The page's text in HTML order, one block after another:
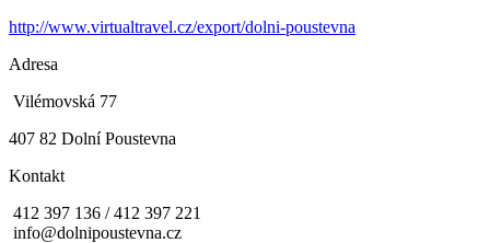
http://www.virtualtravel.cz/export/dolni-poustevna
Adresa
Vilémovská 77
407 82 Dolní Poustevna
Kontakt
412 397 136 / 412 397 221
info@dolnipoustevna.cz